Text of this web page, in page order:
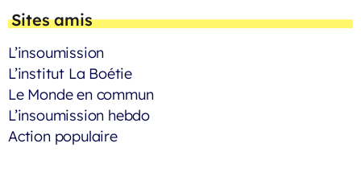
Sites amis
L’insoumission
L’institut La Boétie
Le Monde en commun
L’insoumission hebdo
Action populaire